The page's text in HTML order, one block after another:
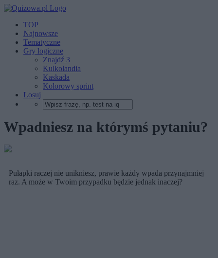
TOP
Najnowsze
Tematyczne
Gry logiczne
Znajdź 3
Kulkolandia
Kaskada
Kolorowy sprint
Losuj
Wpadniesz na którymś pytaniu?
Pułapki raczej nie unikniesz, prawie każdy wpada przynajmniej
raz. A może w Twoim przypadku będzie jednak inaczej?